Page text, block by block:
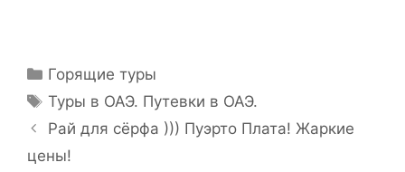
Горящие туры
Туры в ОАЭ. Путевки в ОАЭ.
Рай для сёрфа ))) Пуэрто Плата! Жаркие
цены!